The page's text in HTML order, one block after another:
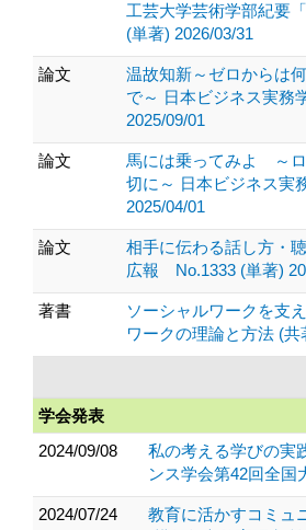
工芸大学芸術学部紀要
(単著) 2026/03/31
論文
温故知新～ゼロからは
で～ 日本ビジネス実務
2025/09/01
論文
馬には乗ってみよ ～
切に～ 日本ビジネス実
2025/04/01
論文
相手に伝わる話し方・
広報 No.1333 (単著)
著書
ソーシャルワークを支
ワークの理論と方法 (共
学会発表
2024/09/08
私の考える学びの実
ンス学会第42回全国
2024/07/24
教育に活かすコミュ